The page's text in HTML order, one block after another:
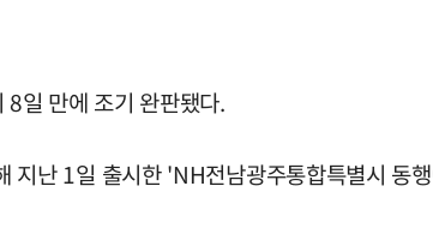
일 만에 조기 완판됐다.
난 1일 출시한 'NH전남광주통합특별시 동